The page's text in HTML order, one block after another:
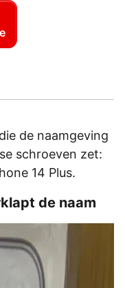
de naamgeving
schroeven zet:
14 Plus.
de naam